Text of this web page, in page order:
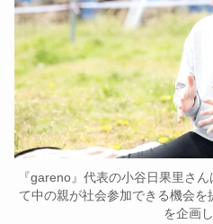
『gareno』代表の小谷日果里さ
て中の親が社会参加できる機会を
を企画し